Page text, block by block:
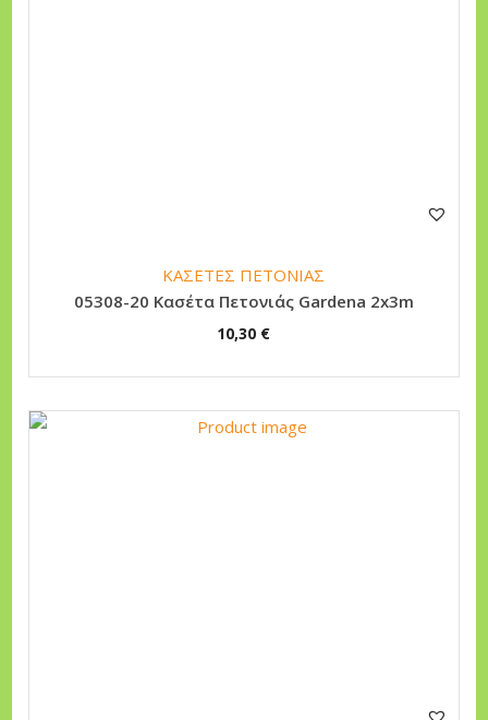
ΚΑΣΕΤΕΣ ΠΕΤΟΝΙΑΣ
05308-20 Κασέτα Πετονιάς Gardena 2x3m
10,30 €